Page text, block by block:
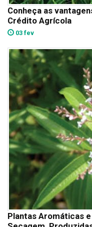
Conheça as
Crédito Agrícola
03 fev
Plantas Aromáticas